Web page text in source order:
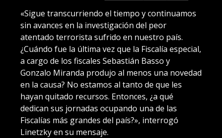
«Sigue transcurriendo el tiempo y continuamos
sin avances en la investigación del peor
atentado terrorista sufrido en nuestro país.
¿Cuándo fue la última vez que la Fiscalía especial,
a cargo de los fiscales Sebastián Basso y
Gonzalo Miranda produjo al menos una novedad
en la causa? No estamos al tanto de que les
hayan quitado recursos. Entonces, ¿a qué
dedican sus jornadas ocupando una de las
Fiscalías más grandes del país?», interrogó
Linetzky en su mensaje.